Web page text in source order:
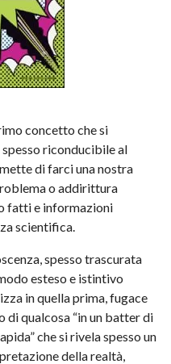
concetto che si
riconducibile al
di farci una nostra
o addirittura
fatti e informazioni
scientifica.
spesso trascurata
esteso e istintivo
in quella prima, fugace
di qualcosa “in un batter di
che si rivela spesso un
della realtà,